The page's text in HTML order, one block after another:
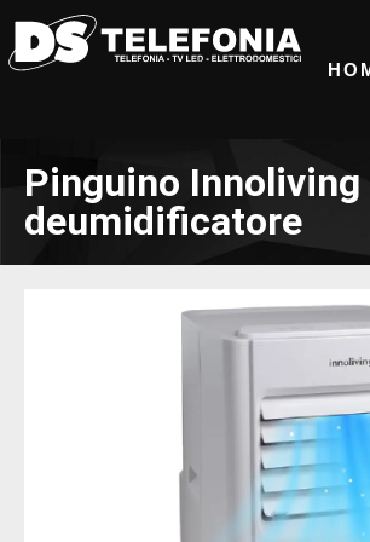
Pinguino
deumidificatore